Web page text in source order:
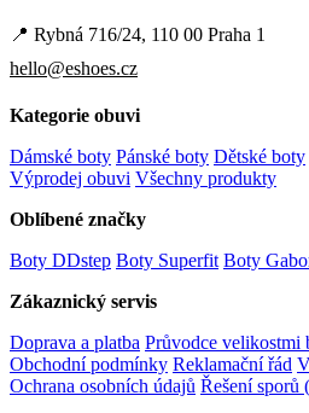
📍 Rybná 716/24, 110 00 Praha 1
hello@eshoes.cz
Kategorie obuvi
Dámské boty Pánské boty Dětské boty
Výprodej obuvi Všechny produkty
Oblíbené značky
Boty DDstep Boty Superfit Boty
Zákaznický servis
Doprava a platba Průvodce velikostmi
Obchodní podmínky Reklamační řád
Ochrana osobních údajů Řešení sporů